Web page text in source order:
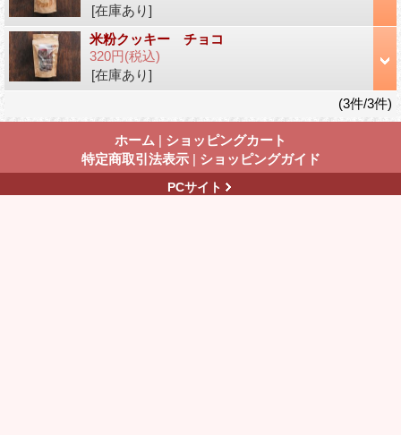
[在庫あり]
米粉クッキー チョコ
320円(税込)
[在庫あり]
(3件/3件)
ホーム | ショッピングカート
特定商取引法表示 | ショッピングガイド
PCサイト